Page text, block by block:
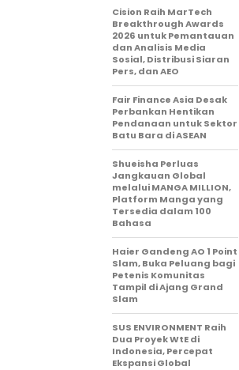
Cision Raih MarTech
Breakthrough Awards
2026 untuk Pemantauan
dan Analisis Media
Sosial, Distribusi Siaran
Pers, dan AEO
Fair Finance Asia Desak
Perbankan Hentikan
Pendanaan untuk Sektor
Batu Bara di ASEAN
Shueisha Perluas
Jangkauan Global
melalui MANGA MILLION,
Platform Manga yang
Tersedia dalam 100
Bahasa
Haier Gandeng AO 1 Point
Slam, Buka Peluang bagi
Petenis Komunitas
Tampil di Ajang Grand
Slam
SUS ENVIRONMENT Raih
Dua Proyek WtE di
Indonesia, Percepat
Ekspansi Global